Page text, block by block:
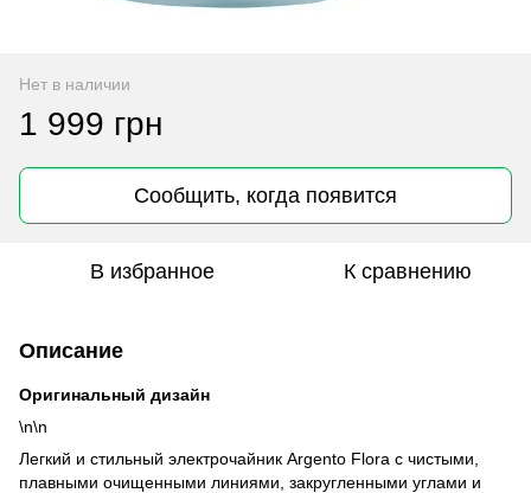
Нет в наличии
1 999 грн
Сообщить, когда появится
В избранное К сравнению
Описание
Оригинальный дизайн
\n\n
Легкий и стильный электрочайник Argento Flora с чистыми,
плавными очищенными линиями, закругленными углами и